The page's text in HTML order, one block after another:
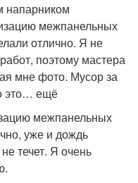
напарником
межпанельных
отлично. Я не
поэтому мастера
мне фото. Мусор за
это… ещё
межпанельных
уже и дождь
течет. Я очень